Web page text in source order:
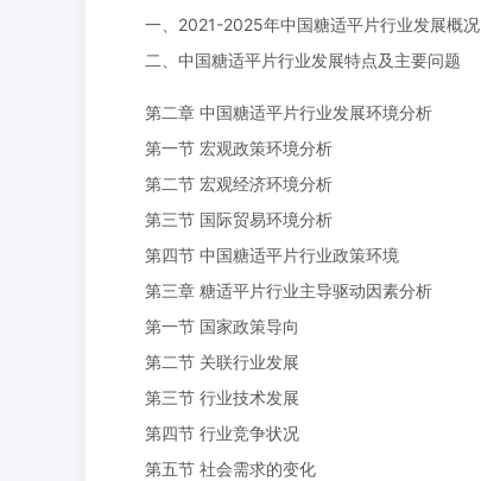
一、2021-2025年中国糖适平片行业发展概况
二、中国糖适平片行业发展特点及主要问题
第二章 中国糖适平片行业发展环境分析
第一节 宏观政策环境分析
第二节 宏观经济环境分析
第三节 国际贸易环境分析
第四节 中国糖适平片行业政策环境
第三章 糖适平片行业主导驱动因素分析
第一节 国家政策导向
第二节 关联行业发展
第三节 行业技术发展
第四节 行业竞争状况
第五节 社会需求的变化